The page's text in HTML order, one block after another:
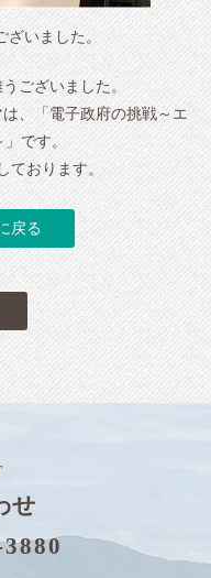
ざいました。
ございました。
、「電子政府の挑戦～エ
です。
ております。
戻る
せ